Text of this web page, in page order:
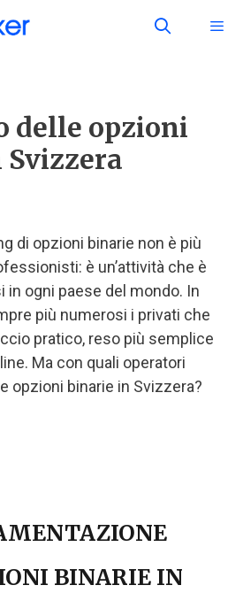
delle opzioni
di opzioni binarie non è più
è un’attività che è
in ogni paese del mondo. In
più numerosi i privati che
pratico, reso più semplice
Ma con quali operatori
opzioni binarie in Svizzera?
BINARIE IN